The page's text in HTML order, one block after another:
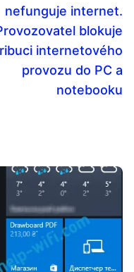
nefunguje internet.
blokuje
internetového
provozu do PC a
notebooku